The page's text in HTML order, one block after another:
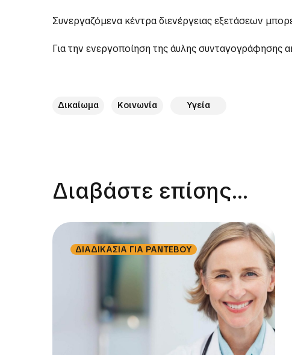
Συνεργαζόμενα κέντρα διενέργειας εξετάσεων
Για την ενεργοποίηση της άυλης συνταγογράφησης
Δικαίωμα Κοινωνία Υγεία
Διαβάστε επίσης...
ΔΙΑΔΙΚΑΣΙΑ ΓΙΑ ΡΑΝΤΕΒΟΥ